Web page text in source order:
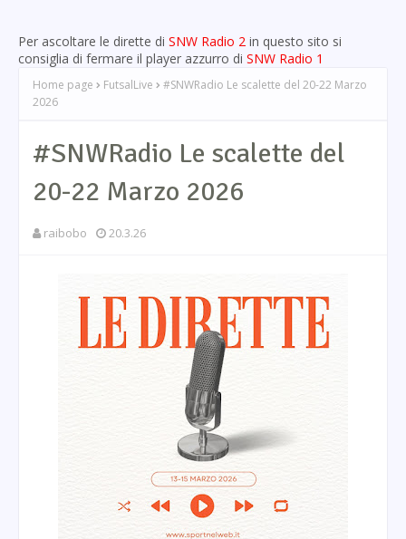
Per ascoltare le dirette di SNW Radio 2 in questo sito si
consiglia di fermare il player azzurro di SNW Radio 1
Home page FutsalLive
#SNWRadio Le scalette del 20-22 Marzo
2026
#SNWRadio Le scalette del
20-22 Marzo 2026
raibobo 20.3.26